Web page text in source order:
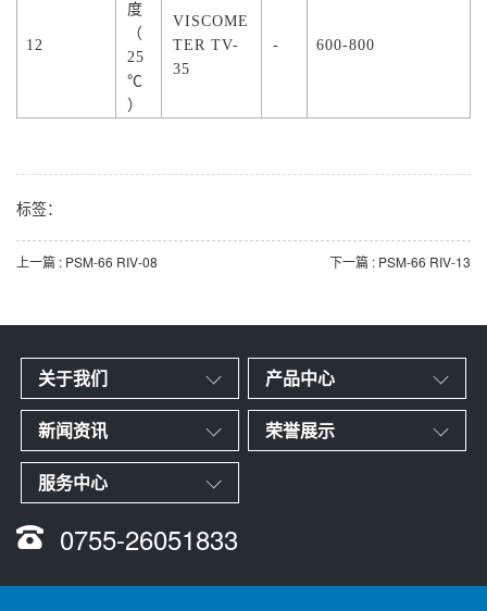
12
度
（
25
℃
）
VISCOME
TER TV-
35
- 600-800
标签：
上一篇 : PSM-66 RIV-08 下一篇 : PSM-66 RIV-13
关于我们 产品中心
新闻资讯 荣誉展示
服务中心
0755-26051833